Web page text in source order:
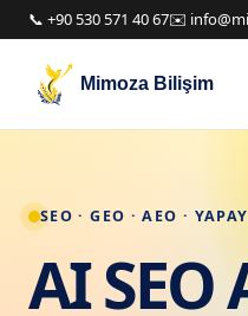
📞 +90 530 571 40 67✉️
Mimoza Bilişim
SEO · GEO · AEO ·
AI SEO